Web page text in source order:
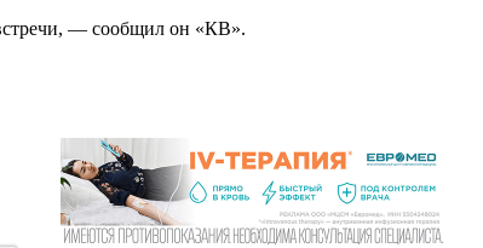
— сообщил он «КВ».